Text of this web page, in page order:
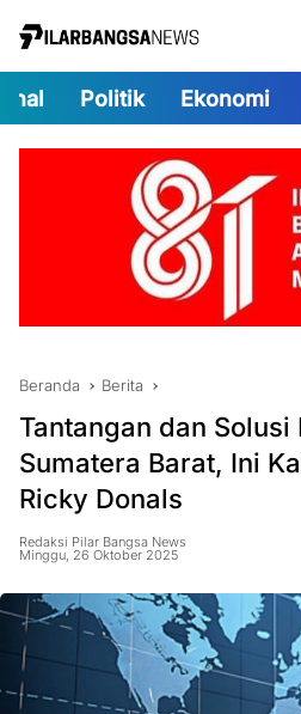
Politik Ekonomi
Beranda Berita
Tantangan dan Solusi
Sumatera Barat, Ini
Ricky Donals
Redaksi Pilar Bangsa News
Minggu, 26 Oktober 2025